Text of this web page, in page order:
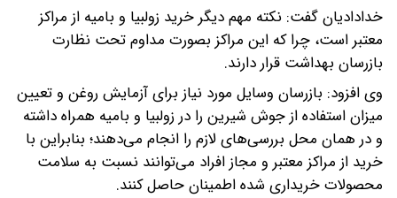
خدادادیان گفت: نکته مهم دیگر خرید زولبیا و بامیه از مراکز
معتبر است، چرا که این مراکز بصورت مداوم تحت نظارت
بازرسان بهداشت قرار دارند.
وی افزود: بازرسان وسایل مورد نیاز برای آزمایش روغن و تعیین
میزان استفاده از جوش شیرین را در زولبیا و بامیه همراه داشته
و در همان محل بررسی‌های لازم را انجام می‌دهند؛ بنابراین با
خرید از مراکز معتبر و مجاز افراد می‌توانند نسبت به سلامت
محصولات خریداری شده اطمینان حاصل کنند.